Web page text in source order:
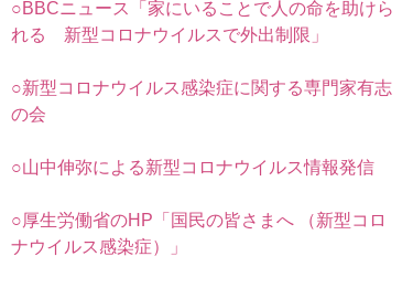
○BBCニュース「家にいることで人の命を助けら
れる 新型コロナウイルスで外出制限」
○新型コロナウイルス感染症に関する専門家有志
の会
○山中伸弥による新型コロナウイルス情報発信
○厚生労働省のHP「国民の皆さまへ （新型コロ
ナウイルス感染症）」